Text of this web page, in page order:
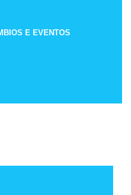
E EVENTOS